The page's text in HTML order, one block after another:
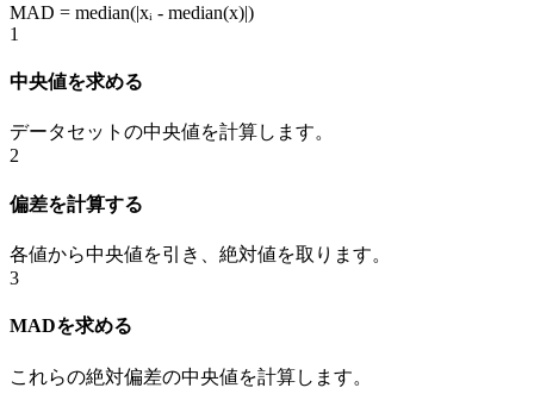
MAD = median(|xᵢ - median(x)|)
1
中央値を求める
データセットの中央値を計算します。
2
偏差を計算する
各値から中央値を引き、絶対値を取ります。
3
MADを求める
これらの絶対偏差の中央値を計算します。